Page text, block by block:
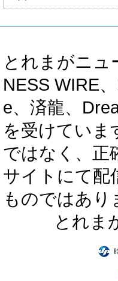
とれまがニュ
NESS WIRE
e、済龍、
を受けていま
ではなく、正
サイトにて配
ものではあり
とれま